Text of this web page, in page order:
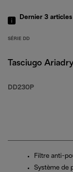
Dernier 3 articles
SÉRIE DD
Tasciugo
DD230P
Filtre anti-
Système de